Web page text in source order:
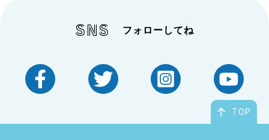
SNS フォローしてね
TOP